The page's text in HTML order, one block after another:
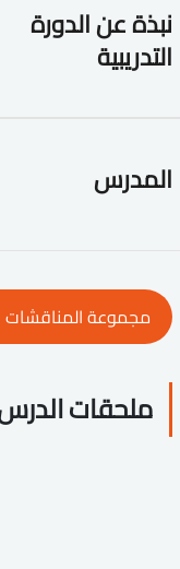
نبذة عن الدورة
التدريبية
المدرس
مجموعة المناقشات
ملحقات